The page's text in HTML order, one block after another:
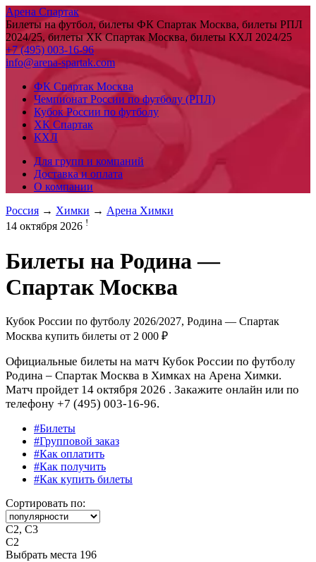
Арена Спартак
Билеты на футбол, билеты ФК Спартак Москва, билеты РПЛ
2024/25, билеты ХК Спартак Москва, билеты КХЛ 2024/25
+7 (495) 003-16-96
info@arena-spartak.com
ФК Спартак Москва
Чемпионат России по футболу (РПЛ)
Кубок России по футболу
ХК Спартак
КХЛ
Для групп и компаний
Доставка и оплата
О компании
Россия → Химки → Арена Химки
14 октября 2026 !
Билеты на Родина —
Спартак Москва
Кубок России по футболу 2026/2027, Родина — Спартак
Москва купить билеты от 2 000 ₽
Официальные билеты на матч Кубок России по футболу
Родина – Спартак Москва в Химках на Арена Химки.
Матч пройдет 14 октября 2026 . Закажите онлайн или по
телефону +7 (495) 003-16-96.
#Билеты
#Групповой заказ
#Как оплатить
#Как получить
#Как купить билеты
Сортировать по:
С2, C3
C2
Выбрать места 196